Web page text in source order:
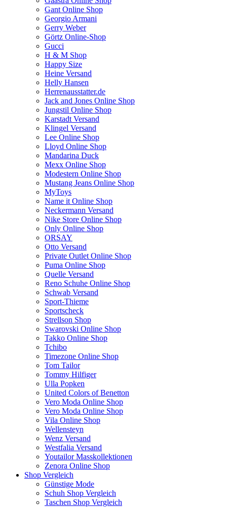
Gant Online Shop
Georgio Armani
Gerry Weber
Görtz Online-Shop
Gucci
H & M Shop
Happy Size
Heine Versand
Helly Hansen
Herrenausstatter.de
Jack and Jones Online Shop
Jungstil Online Shop
Karstadt Versand
Klingel Versand
Lee Online Shop
Lloyd Online Shop
Mandarina Duck
Mexx Online Shop
Modestern Online Shop
Mustang Jeans Online Shop
MyToys
Name it Online Shop
Neckermann Versand
Nike Store Online Shop
Only Online Shop
ORSAY
Otto Versand
Private Outlet Online Shop
Puma Online Shop
Quelle Versand
Reno Schuhe Online Shop
Schwab Versand
Sport-Thieme
Sportscheck
Strellson Shop
Swarovski Online Shop
Takko Online Shop
Tchibo
Timezone Online Shop
Tom Tailor
Tommy Hilfiger
Ulla Popken
United Colors of Benetton
Vero Moda Online Shop
Vero Moda Online Shop
Vila Online Shop
Wellensteyn
Wenz Versand
Westfalia Versand
Youtailor Masskollektionen
Zenora Online Shop
Shop Vergleich
Günstige Mode
Schuh Shop Vergleich
Taschen Shop Vergleich